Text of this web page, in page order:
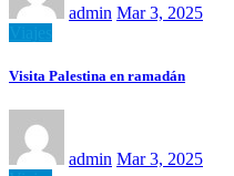
admin Mar 3, 2025
Visita Palestina en ramadán
admin Mar 3, 2025